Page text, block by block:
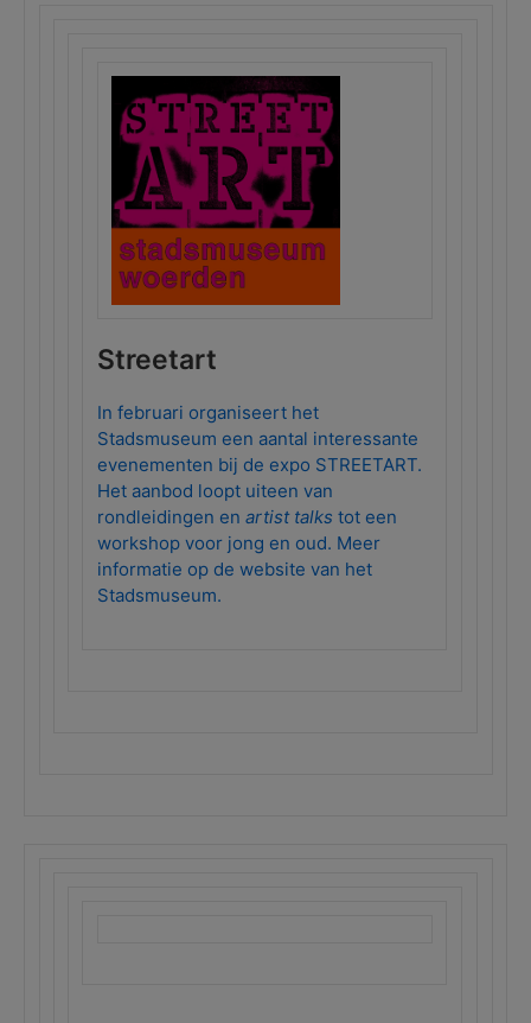
Streetart
In februari organiseert het
Stadsmuseum een aantal interessante
evenementen bij de expo STREETART.
Het aanbod loopt uiteen van
rondleidingen en artist talks tot een
workshop voor jong en oud. Meer
informatie op de website van het
Stadsmuseum.